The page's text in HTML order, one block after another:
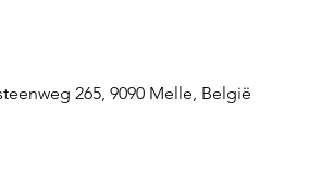
265, 9090 Melle, België